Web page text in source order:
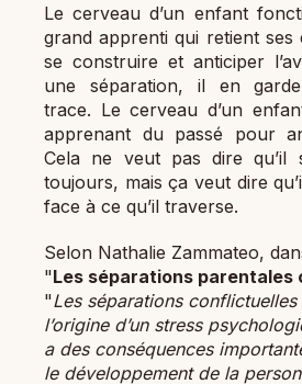
Le cerveau d’un enfant
grand apprenti qui retient ses
se construire et anticiper
une séparation, il en
trace. Le cerveau d’un
apprenant du passé pour
Cela ne veut pas dire qu’il
toujours, mais ça veut dire
face à ce qu’il traverse.
Selon Nathalie Zammateo,
"Les séparations
"Les séparations
l’origine d’un stress
a des conséquences
le développement de la